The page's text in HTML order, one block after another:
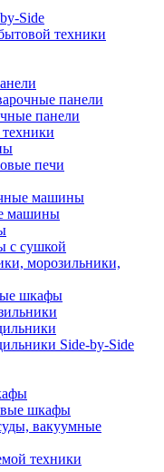
Side
техники
панели
панели
печи
машины
машины
с сушкой
морозильники,
шкафы
Side-by-Side
шкафы
вакуумные
техники